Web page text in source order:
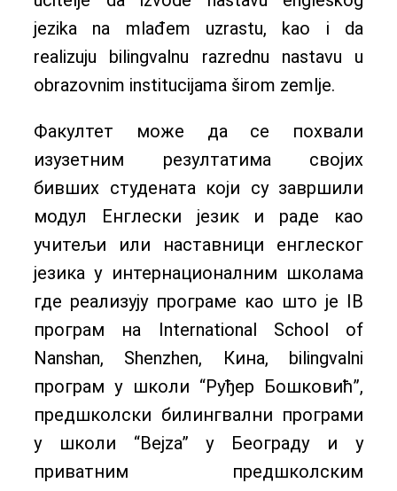
jezika na mlađem uzrastu, kao i da
realizuju bilingvalnu razrednu nastavu u
obrazovnim institucijama širom zemlje.
Факултет може да се похвали
изузетним резултатима својих
бивших студената који су завршили
модул Енглески језик и раде као
учитељи или наставници енглеског
језика у интернационалним школама
где реализују програме као што је IB
програм на International School of
Nanshan, Shenzhen, Кина, bilingvalni
програм у школи “Руђер Бошковић”,
предшколски билингвални програми
у школи “Bejza” у Београду и у
приватним предшколским